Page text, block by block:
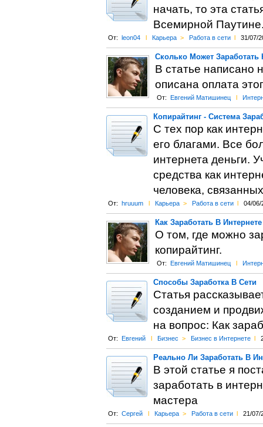
начать, то эта
Всемирной
От: leon04 l Карьера > Работа в сети l 31/07/
Сколько Может Заработать
В статье написано
описана оплата
От: Евгений Матишинец l
Копирайтинг - Система
С тех пор как
его благами. Все
интернета деньги.
средства как
человека,
От: hruuum l Карьера > Работа в сети l 04/06/
Как Заработать В
О том, где можно
копирайтинг.
От: Евгений Матишинец l
Способы Заработка В Сети
Статья
созданием и
на вопрос: Как
От: Евгений l Бизнес > Бизнес в Интернете l
Реально Ли Заработать В
В этой статье я
заработать в
мастера
От: Сергей l Карьера > Работа в сети l 21/07/